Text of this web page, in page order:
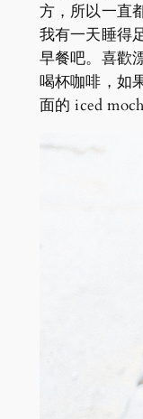
方，所以一直
我有一天睡得
早餐吧。喜歡
喝杯咖啡，如
面的 iced